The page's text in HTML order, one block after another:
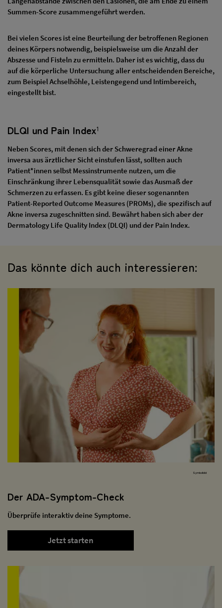
Summen-Score zusammengeführt werden.
Bei vielen Scores ist eine Beurteilung der betroffenen Regionen
deines Körpers notwendig, beispielsweise um die Anzahl der
Abszesse und Fisteln zu ermitteln. Daher ist es wichtig, dass du
auf die körperliche Untersuchung aller entscheidenden Bereiche,
zum Beispiel Achselhöhle, Leistengegend und Intimbereich,
eingestellt bist.
DLQI und Pain Index1
Neben Scores, mit denen sich der Schweregrad einer Akne
inversa aus ärztlicher Sicht einstufen lässt, sollten auch
Patient*innen selbst Messinstrumente nutzen, um die
Einschränkung ihrer Lebensqualität sowie das Ausmaß der
Schmerzen zu erfassen. Es gibt keine dieser sogenannten
Patient-Reported Outcome Measures (PROMs), die spezifisch auf
Akne inversa zugeschnitten sind. Bewährt haben sich aber der
Dermatology Life Quality Index (DLQI) und der Pain Index.
Das könnte dich auch interessieren:
Symbolbild
Der ADA-Symptom-Check
Überprüfe interaktiv deine Symptome.
Jetzt starten